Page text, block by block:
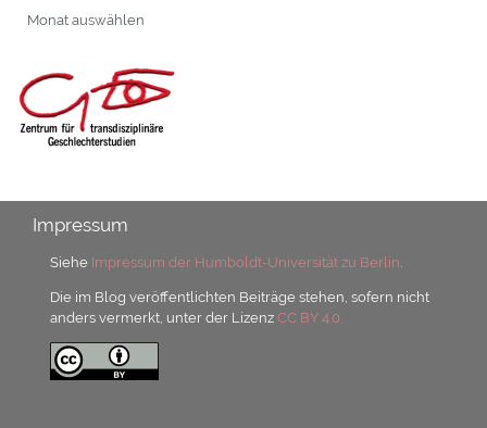
Archiv
Impressum
Siehe Impressum der Humboldt-Universität zu Berlin
Die im Blog veröffentlichten Beiträge stehen, sofern nicht
anders vermerkt, unter der LizenzCC BY 4.0.